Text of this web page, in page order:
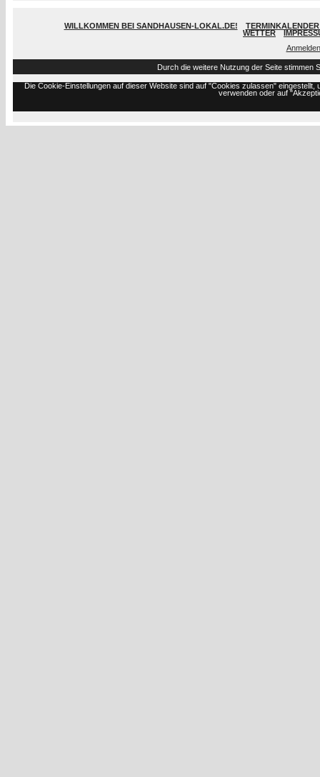
WILLKOMMEN BEI SANDHAUSEN-LOKAL.DE!
TERMINKALENDER
WETTER
Anmelden
Durch die weitere Nutzung der Seite stimmen
Die Cookie-Einstellungen auf dieser Website sind auf "Cookies zulassen"
verwenden oder auf